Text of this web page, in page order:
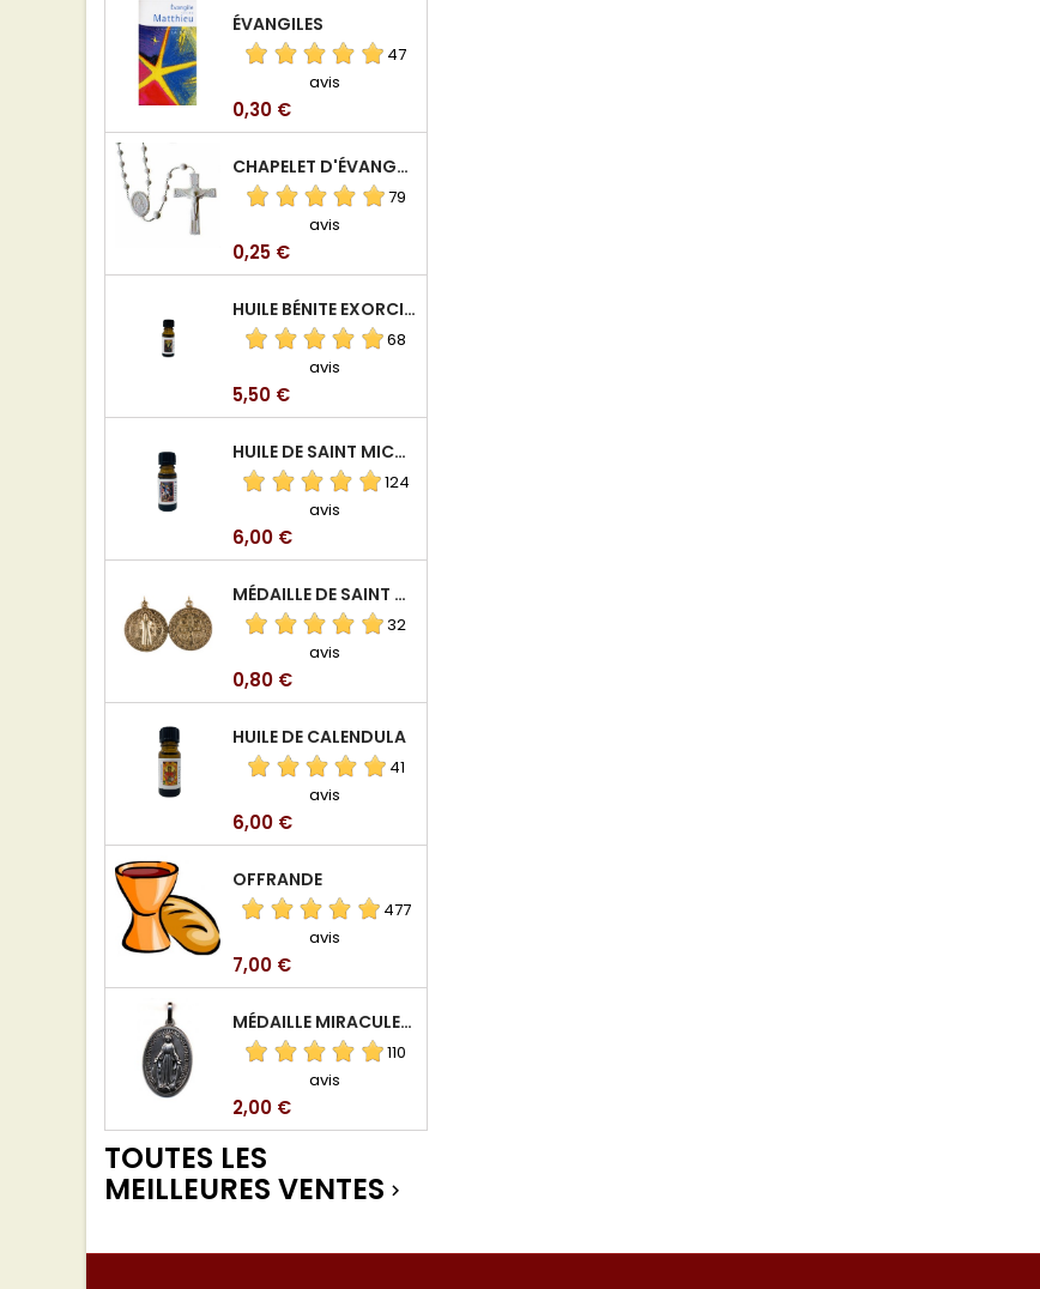
ÉVANGILES
47
avis
Prix
0,30 €
CHAPELET D'ÉVANGÉLISATION
79
avis
Prix
0,25 €
HUILE BÉNITE EXORCISÉE
68
avis
Prix
5,50 €
HUILE DE SAINT MICHEL ARCHANGE
124
avis
Prix
6,00 €
MÉDAILLE DE SAINT BENOIT EN ALUMINIUM
32
avis
Prix
0,80 €
HUILE DE CALENDULA
41
avis
Prix
6,00 €
OFFRANDE
477
avis
Prix
7,00 €
MÉDAILLE MIRACULEUSE DE VIERGE DE LA RUE DU BAC
110
avis
Prix
2,00 €
TOUTES LES
MEILLEURES VENTES 